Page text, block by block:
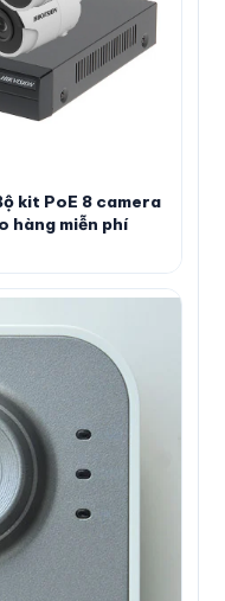
kit PoE 8 camera
hàng miễn phí